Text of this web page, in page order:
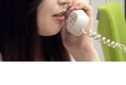
お住まいの皆さまへ トップ
管理会社をお探しの方へ
管理会社をお探しの方へ
不動産仲介会社の方へ